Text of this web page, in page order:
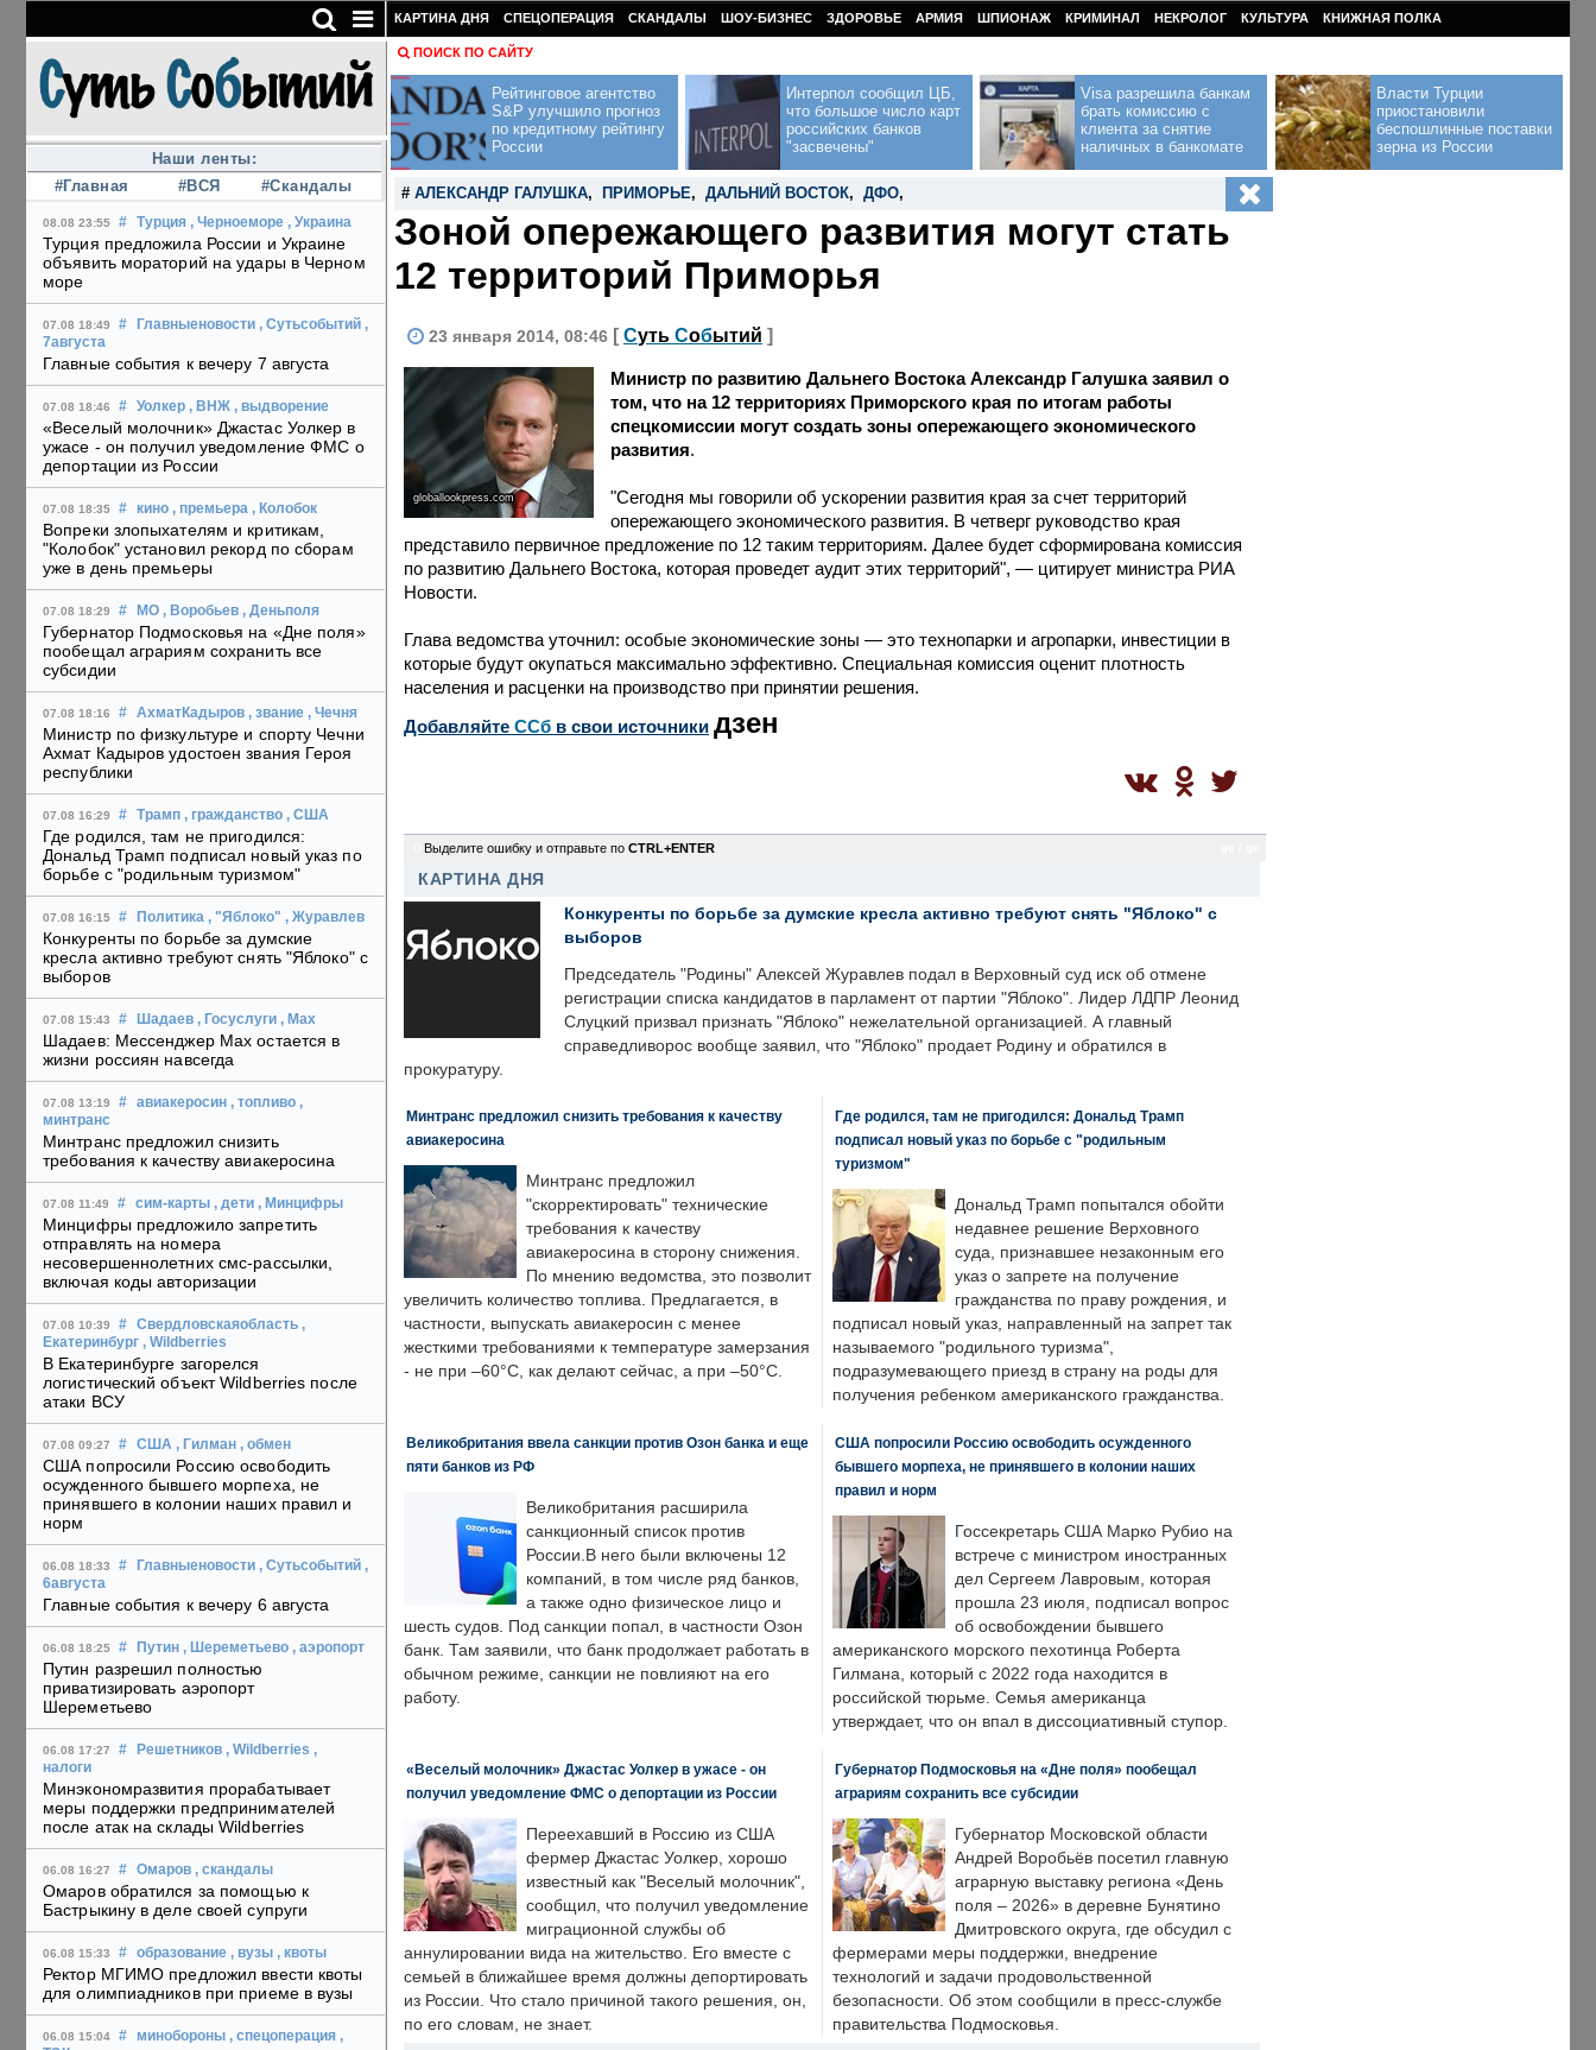
Наши ленты:
#Главная
#ВСЯ #Скандалы
08.08 23:55 # Турция , Черноеморе , Украина
Турция предложила России и Украине
объявить мораторий на удары в Черном
море
07.08 18:49 # Главныеновости , Сутьсобытий ,
7августа
Главные события к вечеру 7 августа
07.08 18:46 # Уолкер , ВНЖ , выдворение
«Веселый молочник» Джастас Уолкер в
ужасе - он получил уведомление ФМС о
депортации из России
07.08 18:35 # кино , премьера , Колобок
Вопреки злопыхателям и критикам,
"Колобок" установил рекорд по сборам
уже в день премьеры
07.08 18:29 # МО , Воробьев , Деньполя
Губернатор Подмосковья на «Дне поля»
пообещал аграриям сохранить все
субсидии
07.08 18:16 # АхматКадыров , звание , Чечня
Министр по физкультуре и спорту Чечни
Ахмат Кадыров удостоен звания Героя
республики
07.08 16:29 # Трамп , гражданство , США
Где родился, там не пригодился:
Дональд Трамп подписал новый указ по
борьбе с "родильным туризмом"
07.08 16:15 # Политика , "Яблоко" , Журавлев
Конкуренты по борьбе за думские
кресла активно требуют снять "Яблоко" с
выборов
07.08 15:43 # Шадаев , Госуслуги , Max
Шадаев: Мессенджер Max остается в
жизни россиян навсегда
07.08 13:19 # авиакеросин , топливо ,
минтранс
Минтранс предложил снизить
требования к качеству авиакеросина
07.08 11:49 # сим-карты , дети , Минцифры
Минцифры предложило запретить
отправлять на номера
несовершеннолетних смс-рассылки,
включая коды авторизации
07.08 10:39 # Свердловскаяобласть ,
Екатеринбург , Wildberries
В Екатеринбурге загорелся
логистический объект Wildberries после
атаки ВСУ
07.08 09:27 # США , Гилман , обмен
США попросили Россию освободить
осужденного бывшего морпеха, не
принявшего в колонии наших правил и
норм
06.08 18:33 # Главныеновости , Сутьсобытий ,
6августа
Главные события к вечеру 6 августа
06.08 18:25 # Путин , Шереметьево , аэропорт
Путин разрешил полностью
приватизировать аэропорт
Шереметьево
06.08 17:27 # Решетников , Wildberries ,
налоги
Минэкономразвития прорабатывает
меры поддержки предпринимателей
после атак на склады Wildberries
06.08 16:27 # Омаров , скандалы
Омаров обратился за помощью к
Бастрыкину в деле своей супруги
06.08 15:33 # образование , вузы , квоты
Ректор МГИМО предложил ввести квоты
для олимпиадников при приеме в вузы
06.08 15:04 # минобороны , спецоперация ,
КАРТИНА ДНЯ СПЕЦОПЕРАЦИЯ СКАНДАЛЫ ШОУ-БИЗНЕС ЗДОРОВЬЕ АРМИЯ ШПИОНАЖ КРИМИНАЛ НЕКРОЛОГ КУЛЬТУРА КНИЖНАЯ ПОЛКА
ПОИСК ПО САЙТУ
Рейтинговое агентство
S&P улучшило прогноз
по кредитному рейтингу
России
Интерпол сообщил ЦБ,
что большое число карт
российских банков
"засвечены"
Visa разрешила банкам
брать комиссию с
клиента за снятие
наличных в банкомате
Власти Турции
приостановили
беспошлинные поставки
зерна из России
# АЛЕКСАНДР ГАЛУШКА, ПРИМОРЬЕ, ДАЛЬНИЙ ВОСТОК, ДФО,
Зоной опережающего развития могут стать
12 территорий Приморья
23 января 2014, 08:46 [ Суть Событий ]
globallookpress.com
Министр по развитию Дальнего Востока Александр Галушка заявил о
том, что на 12 территориях Приморского края по итогам работы
спецкомиссии могут создать зоны опережающего экономического
развития.
"Сегодня мы говорили об ускорении развития края за счет территорий
опережающего экономического развития. В четверг руководство края
представило первичное предложение по 12 таким территориям. Далее будет сформирована комиссия
по развитию Дальнего Востока, которая проведет аудит этих территорий", — цитирует министра РИА
Новости.
Глава ведомства уточнил: особые экономические зоны — это технопарки и агропарки, инвестиции в
которые будут окупаться максимально эффективно. Специальная комиссия оценит плотность
населения и расценки на производство при принятии решения.
Добавляйте CСб в свои источники дзен
Выделите ошибку и отправьте по CTRL+ENTER
КАРТИНА ДНЯ
Конкуренты по борьбе за думские кресла активно требуют снять "Яблоко" с
выборов
Председатель "Родины" Алексей Журавлев подал в Верховный суд иск об отмене
регистрации списка кандидатов в парламент от партии "Яблоко". Лидер ЛДПР Леонид
Слуцкий призвал признать "Яблоко" нежелательной организацией. А главный
справедливорос вообще заявил, что "Яблоко" продает Родину и обратился в
прокуратуру.
Минтранс предложил снизить требования к качеству
авиакеросина
Минтранс предложил
"скорректировать" технические
требования к качеству
авиакеросина в сторону снижения.
По мнению ведомства, это позволит
увеличить количество топлива. Предлагается, в
частности, выпускать авиакеросин с менее
жесткими требованиями к температуре замерзания
- не при –60°C, как делают сейчас, а при –50°C.
Где родился, там не пригодился: Дональд Трамп
подписал новый указ по борьбе с "родильным
туризмом"
Дональд Трамп попытался обойти
недавнее решение Верховного
суда, признавшее незаконным его
указ о запрете на получение
гражданства по праву рождения, и
подписал новый указ, направленный на запрет так
называемого "родильного туризма",
подразумевающего приезд в страну на роды для
получения ребенком американского гражданства.
Великобритания ввела санкции против Озон банка и еще
пяти банков из РФ
Великобритания расширила
санкционный список против
России.В него были включены 12
компаний, в том числе ряд банков,
а также одно физическое лицо и
шесть судов. Под санкции попал, в частности Озон
банк. Там заявили, что банк продолжает работать в
обычном режиме, санкции не повлияют на его
работу.
США попросили Россию освободить осужденного
бывшего морпеха, не принявшего в колонии наших
правил и норм
Госсекретарь США Марко Рубио на
встрече с министром иностранных
дел Сергеем Лавровым, которая
прошла 23 июля, подписал вопрос
об освобождении бывшего
американского морского пехотинца Роберта
Гилмана, который с 2022 года находится в
российской тюрьме. Семья американца
утверждает, что он впал в диссоциативный ступор.
«Веселый молочник» Джастас Уолкер в ужасе - он
получил уведомление ФМС о депортации из России
Переехавший в Россию из США
фермер Джастас Уолкер, хорошо
известный как "Веселый молочник",
сообщил, что получил уведомление
миграционной службы об
аннулировании вида на жительство. Его вместе с
семьей в ближайшее время должны депортировать
из России. Что стало причиной такого решения, он,
по его словам, не знает.
Губернатор Подмосковья на «Дне поля» пообещал
аграриям сохранить все субсидии
Губернатор Московской области
Андрей Воробьёв посетил главную
аграрную выставку региона «День
поля – 2026» в деревне Бунятино
Дмитровского округа, где обсудил с
фермерами меры поддержки, внедрение
технологий и задачи продовольственной
безопасности. Об этом сообщили в пресс-службе
правительства Подмосковья.